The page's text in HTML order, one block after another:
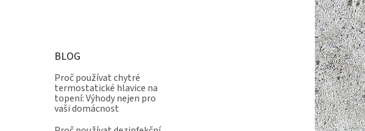
BLOG
Proč používat chytré
termostatické hlavice na
topení: Výhody nejen pro
vaši domácnost